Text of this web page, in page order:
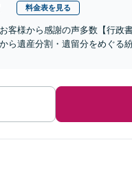
料金表を見る
客様から感謝の声多数【行政
ら遺産分割・遺留分をめぐる